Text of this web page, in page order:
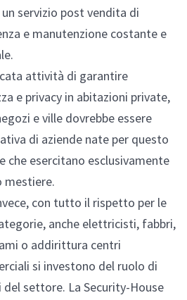
servizio post vendita di
e manutenzione costante e
attività di garantire
e privacy in abitazioni private,
e ville dovrebbe essere
di aziende nate per questo
che esercitano esclusivamente
mestiere.
con tutto il rispetto per le
anche elettricisti, fabbri,
o addirittura centri
si investono del ruolo di
del settore. La Security-House